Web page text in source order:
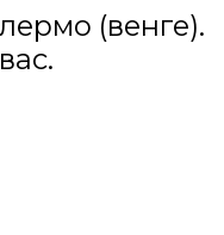
(венге).